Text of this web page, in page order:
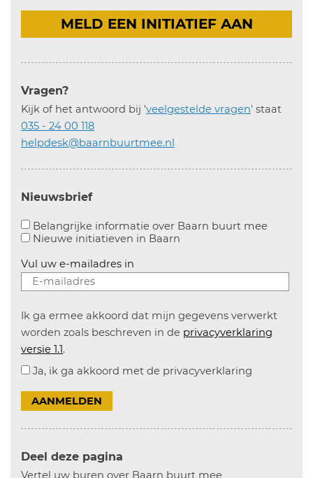
MELD EEN INITIATIEF AAN
Vragen?
Kijk of het antwoord bij 'veelgestelde vragen' staat
035 - 24 00 118
helpdesk@baarnbuurtmee.nl
Nieuwsbrief
Belangrijke informatie over Baarn buurt mee
Nieuwe initiatieven in Baarn
Vul uw e-mailadres in
Ik ga ermee akkoord dat mijn gegevens verwerkt
worden zoals beschreven in de privacyverklaring
versie 1.1.
Ja, ik ga akkoord met de privacyverklaring
AANMELDEN
Deel deze pagina
Vertel uw buren over Baarn buurt mee